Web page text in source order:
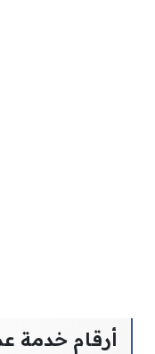
أرقام خدمة